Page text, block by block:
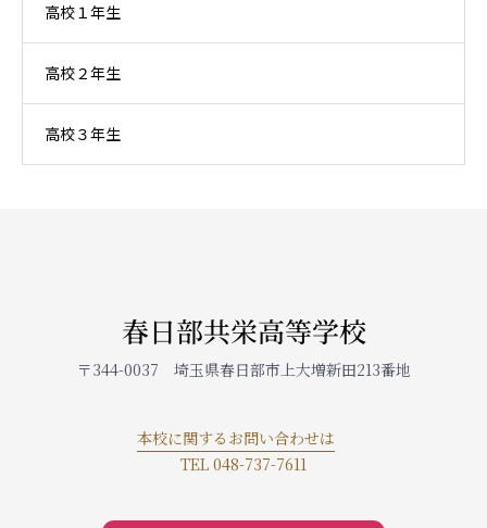
高校１年生
高校２年生
高校３年生
春日部共栄高等学校
〒344-0037 埼玉県春日部市上大増新田213番地
本校に関するお問い合わせは
TEL 048-737-7611